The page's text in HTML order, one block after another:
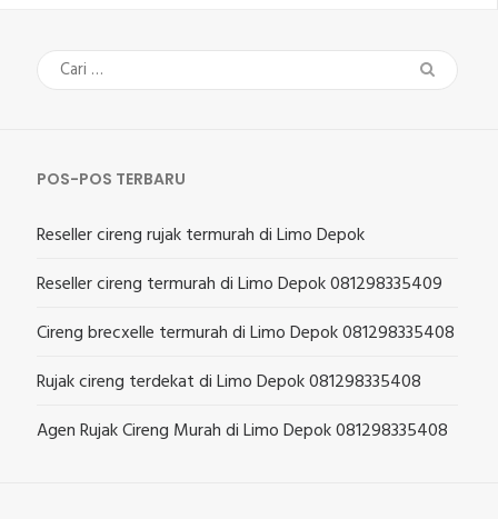
Cari
untuk:
POS-POS TERBARU
Reseller cireng rujak termurah di Limo Depok
Reseller cireng termurah di Limo Depok 081298335409
Cireng brecxelle termurah di Limo Depok 081298335408
Rujak cireng terdekat di Limo Depok 081298335408
Agen Rujak Cireng Murah di Limo Depok 081298335408